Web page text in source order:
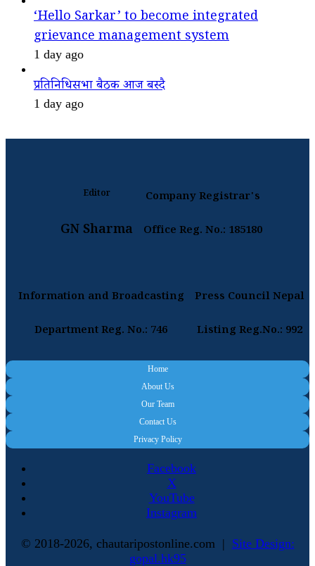
‘Hello Sarkar’ to become integrated
grievance management system
1 day ago
प्रतिनिधिसभा बैठक आज बस्दै
1 day ago
Editor
GN Sharma
Company Registrar's
Office Reg. No.: 185180
Information and Broadcasting
Department Reg. No.: 746
Press Council Nepal
Listing Reg.No.: 992
Home
About Us
Our Team
Contact Us
Privacy Policy
Facebook
X
YouTube
Instagram
© 2018-2026, chautaripostonline.com | Site Design:
gopal.hk95